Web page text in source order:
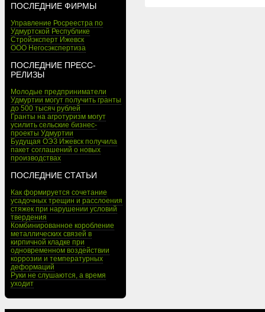
ПОСЛЕДНИЕ ФИРМЫ
Управление Росреестра по
Удмуртской Республике
Стройэксперт Ижевск
ООО Негосэкспертиза
ПОСЛЕДНИЕ ПРЕСС-
РЕЛИЗЫ
Молодые предприниматели
Удмуртии могут получить гранты
до 500 тысяч рублей
Гранты на агротуризм могут
усилить сельские бизнес-
проекты Удмуртии
Будущая ОЭЗ Ижевск получила
пакет соглашений о новых
производствах
ПОСЛЕДНИЕ СТАТЬИ
Как формируется сочетание
усадочных трещин и расслоения
стяжек при нарушении условий
твердения
Комбинированное коробление
металлических связей в
кирпичной кладке при
одновременном воздействии
коррозии и температурных
деформаций
Руки не слушаются, а время
уходит